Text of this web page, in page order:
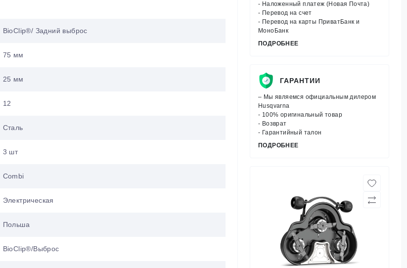
BioClip®/ Задний выброс
75 мм
25 мм
12
Сталь
3 шт
Combi
Электрическая
Польша
BioClip®/Выброс
- Наложенный платеж (Новая Почта)
- Перевод на счет
- Перевод на карты ПриватБанк и
МоноБанк
ПОДРОБНЕЕ
ГАРАНТИИ
– Мы являемся официальным дилером
Husqvarna
- 100% оригинальный товар
- Возврат
- Гарантийный талон
ПОДРОБНЕЕ